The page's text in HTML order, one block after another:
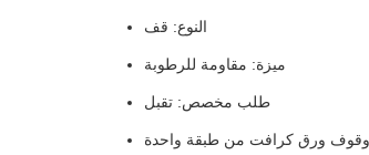
النوع: قف
ميزة: مقاومة للرطوبة
طلب مخصص: تقبل
ورق كرافت من طبقة واحدة